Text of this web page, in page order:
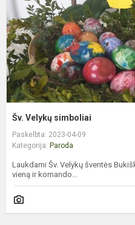
Šv. Velykų simboliai
Paskelbta: 2023-04-09
Kategorija: Paroda
Laukdami Šv. Velykų šventės
vieną ir komando...